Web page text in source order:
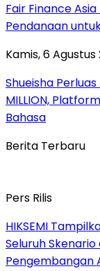
Fair Finance
Pendanaan
Kamis, 6 Agustus
Shueisha
MILLION,
Bahasa
Berita Terbaru
Pers Rilis
HIKSEMI
Seluruh Skenario
Pengembangan